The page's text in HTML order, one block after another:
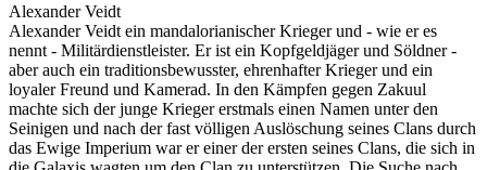
Alexander Veidt
Alexander Veidt ein mandalorianischer Krieger und - wie er es
nennt - Militärdienstleister. Er ist ein Kopfgeldjäger und Söldner -
aber auch ein traditionsbewusster, ehrenhafter Krieger und ein
loyaler Freund und Kamerad. In den Kämpfen gegen Zakuul
machte sich der junge Krieger erstmals einen Namen unter den
Seinigen und nach der fast völligen Auslöschung seines Clans durch
das Ewige Imperium war er einer der ersten seines Clans, die sich in